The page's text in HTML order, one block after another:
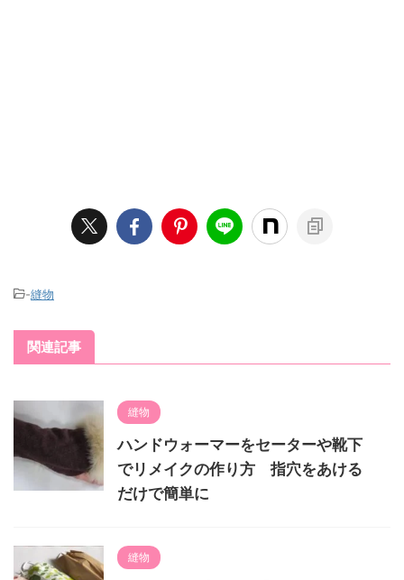
-縫物
関連記事
縫物
ハンドウォーマーをセーターや靴下
でリメイクの作り方 指穴をあける
だけで簡単に
縫物